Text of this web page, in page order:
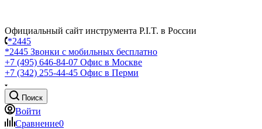
Официальный сайт инструмента P.I.T. в России
*2445
*2445 Звонки с мобильных бесплатно
+7 (495) 646-84-07 Офис в Москве
+7 (342) 255-44-45 Офис в Перми
Поиск
Войти
Сравнение0